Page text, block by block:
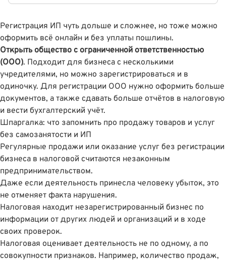
Регистрация ИП чуть дольше и сложнее, но тоже можно
оформить всё онлайн и без уплаты пошлины.
Открыть общество с ограниченной ответственностью
(ООО). Подходит для бизнеса с несколькими
учредителями, но можно зарегистрироваться и в
одиночку. Для регистрации ООО нужно оформить больше
документов, а также сдавать больше отчётов в налоговую
и вести бухгалтерский учёт.
Шпаргалка: что запомнить про продажу товаров и услуг
без самозанятости и ИП
Регулярные продажи или оказание услуг без регистрации
бизнеса в налоговой считаются незаконным
предпринимательством.
Даже если деятельность принесла человеку убыток, это
не отменяет факта нарушения.
Налоговая находит незарегистрированный бизнес по
информации от других людей и организаций и в ходе
своих проверок.
Налоговая оценивает деятельность не по одному, а по
совокупности признаков. Например, количество продаж,